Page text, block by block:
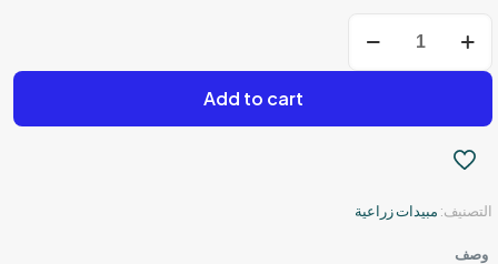
لمبادا
-
Add to cart
التصنيف: مبيدات زراعية
وصف